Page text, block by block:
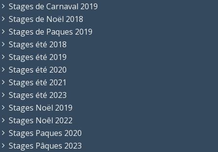
Stages de Carnaval 2019
Stages de Noël 2018
Stages de Paques 2019
Stages été 2018
Stages été 2019
Stages été 2020
Stages été 2021
Stages été 2023
Stages Noël 2019
Stages Noêl 2022
Stages Paques 2020
Stages Pâques 2023